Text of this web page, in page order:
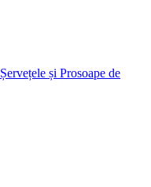
Șervețele și Prosoape de